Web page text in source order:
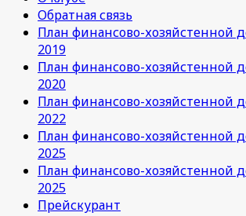
Обратная связь
План финансово-хозяйстенной
2019
План финансово-хозяйстенной
2020
План финансово-хозяйстенной
2022
План финансово-хозяйстенной
2025
План финансово-хозяйстенной
2025
Прейскурант